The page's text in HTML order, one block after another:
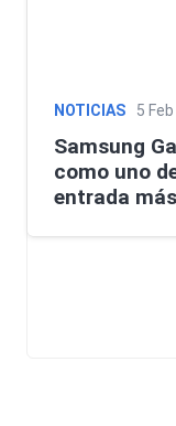
NOTICIAS 5
Samsung
como uno
entrada